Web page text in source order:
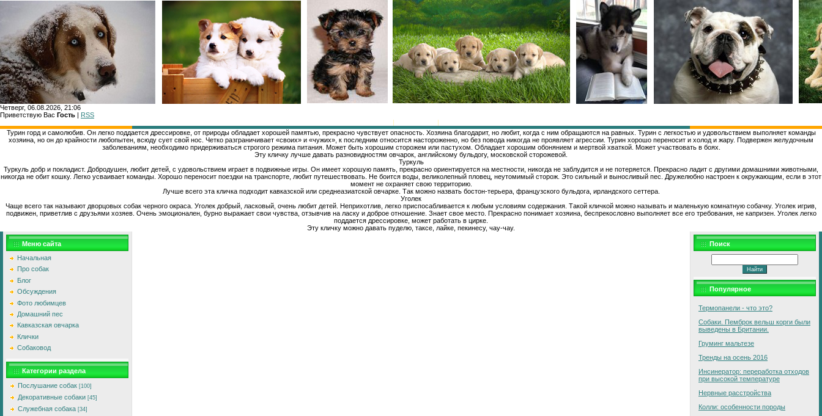
Четверг, 06.08.2026, 21:06
Приветствую Вас Гость | RSS
| |
Турин горд и самолюбив. Он легко поддается дрессировке, от природы обладает хорошей памятью, прекрасно чувствует опасность. Хозяина благодарит, но любит, когда с ним обращаются на равных. Турин с легкостью и удовольствием выполняет команды
хозяина, но он до крайности любопытен, всюду сует свой нос. Четко разграничивает «своих» и «чужих», к последним относится настороженно, но без повода никогда не проявляет агрессии. Турин хорошо переносит и холод и жару. Подвержен желудочным
заболеваниям, необходимо придерживаться строгого режима питания. Может быть хорошим сторожем или пастухом. Обладает хорошим обонянием и мертвой хваткой. Может участвовать в боях.
Эту кличку лучше давать разновидностям овчарок, английскому бульдогу, московской сторожевой.
Туркуль
Туркуль добр и покладист. Добродушен, любит детей, с удовольствием играет в подвижные игры. Он имеет хорошую память, прекрасно ориентируется на местности, никогда не заблудится и не потеряется. Прекрасно ладит с другими домашними животными,
никогда не обит кошку. Легко усваивает команды. Хорошо переносит поездки на транспорте, любит путешествовать. Не боится воды, великолепный пловец, неутомимый сторож. Это сильный и выносливый пес. Дружелюбно настроен к окружающим, если в этот
момент не охраняет свою территорию.
Лучше всего эта кличка подходит кавказской или среднеазиатской овчарке. Так можно назвать бостон-терьера, французского бульдога, ирландского сеттера.
Уголек
Чаще всего так называют дворцовых собак черного окраса. Уголек добрый, ласковый, очень любит детей. Неприхотлив, легко приспосабливается к любым условиям содержания. Такой кличкой можно называть и маленькую комнатную собачку. Уголек игрив,
подвижен, приветлив с друзьями хозяев. Очень эмоционален, бурно выражает свои чувства, отзывчив на ласку и доброе отношение. Знает свое место. Прекрасно понимает хозяина, беспрекословно выполняет все его требования, не капризен. Уголек легко
поддается дрессировке, может работать в цирке.
Эту кличку можно давать пуделю, таксе, лайке, пекинесу, чау-чау.
Меню сайта
Начальная
Про собак
Блог
Обсуждения
Фото любимцев
Домашний пес
Кавказская овчарка
Клички
Собаковод
Категории раздела
Послушание собак [100]
Декоративные собаки [45]
Служебная собака [34]
Поиск
Популярное
Термопанели - что это?
Собаки. Пемброк вельш корги были
выведены в Британии.
Груминг мальтезе
Тренды на осень 2016
Инсинератор: переработка отходов
при высокой температуре
Нервные расстройства
Колли: особенности породы